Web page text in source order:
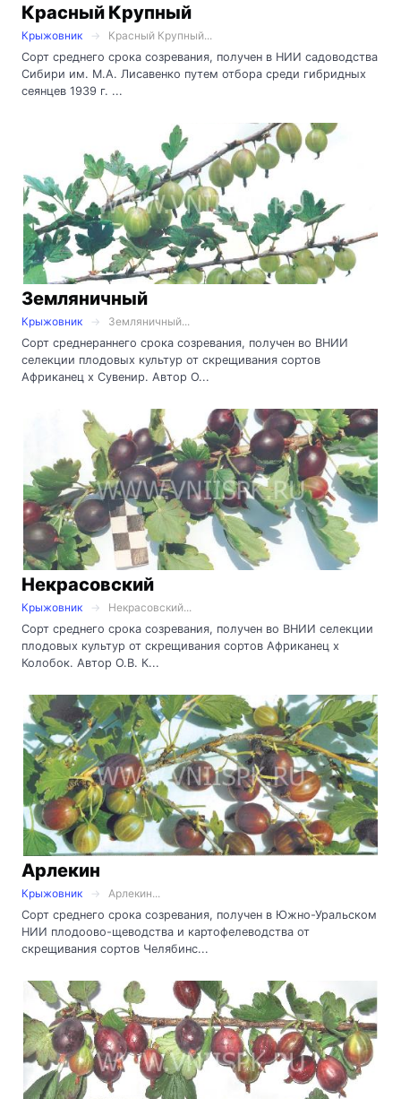
Красный Крупный
Крыжовник
Красный Крупный...
Сорт среднего срока созревания, получен в НИИ садоводства
Сибири им. М.А. Лисавенко путем отбора среди гибридных
сеянцев 1939 г. ...
Земляничный
Крыжовник
Земляничный...
Сорт среднераннего срока созревания, получен во ВНИИ
селекции плодовых культур от скрещивания сортов
Африканец х Сувенир. Автор О...
Некрасовский
Крыжовник
Некрасовский...
Сорт среднего срока созревания, получен во ВНИИ селекции
плодовых культур от скрещивания сортов Африканец х
Колобок. Автор О.В. К...
Арлекин
Крыжовник
Арлекин...
Сорт среднего срока созревания, получен в Южно-Уральском
НИИ плодоово-щеводства и картофелеводства от
скрещивания сортов Челябинс...